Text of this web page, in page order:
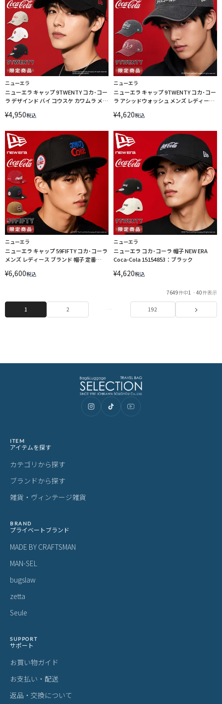
ニューエラ
ニューエラ キャップ 9TWENTY コカ･コー
ラ デザインド バイ コウスケ カワムラ メン
子 NEW ERA Coca-Cola designed by
15156506
¥4,950税込
ニューエラ
ニューエラ キャップ 9TWENTY コカ･コー
ラ アシッドウォッシュ メンズ レディース
ル 帽子 定番 NEW ERA Coca-Cola
¥4,620税込
ニューエラ
ニューエラ キャップ 59FIFTY コカ･コーラ
メンズ レディース ブランド 帽子 定番
15154863
¥6,600税込
ニューエラ
ニューエラ コカ･コーラ 帽子 NEW ERA
Coca-Cola 15154853：ブラック
¥4,620税込
7649件中1 - 40件表示
1 2 … 192
ITEM
アイテムを探す
カテゴリから探す
ブランドから探す
雑貨・ヴィンテージ雑貨
BRAND
プライベートブランド
MADE BY CRAFTSMAN
MAN-SEL
bugslaw
zetta
Seule
SUPPORT
サポート
お買い物ガイド
お支払い・配送
返品・交換について